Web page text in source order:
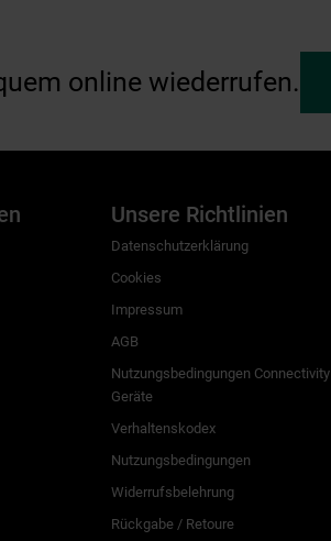
online wiederrufen.
Unsere Richtlinien
Datenschutzerklärung
Cookies
Impressum
AGB
Nutzungsbedingungen Connectivity
Geräte
Verhaltenskodex
Nutzungsbedingungen
Widerrufsbelehrung
Rückgabe / Retoure